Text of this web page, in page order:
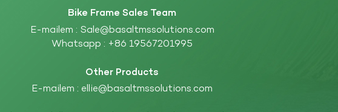
Bike Frame Sales Team
E-mailem : Sale@basaltmssolutions.com
Whatsapp : +86 19567201995
Other Products
E-mailem : ellie@basaltmssolutions.com